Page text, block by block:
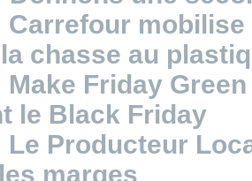
Carrefour
chasse au
Make Friday
le Black Friday
Le Producteur
marges